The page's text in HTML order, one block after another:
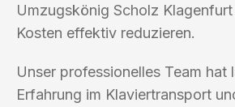
Umzugskönig Scholz
Kosten effektiv reduzieren.
Unser professionelles Team hat
Erfahrung im Klaviertransport